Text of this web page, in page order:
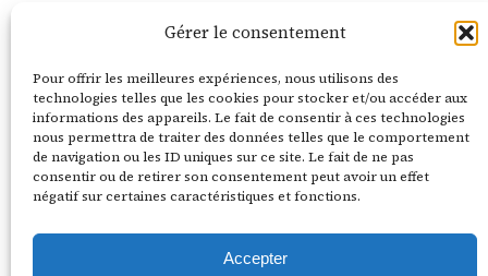
Gérer le consentement
Pour offrir les meilleures expériences, nous utilisons des
technologies telles que les cookies pour stocker et/ou accéder aux
informations des appareils. Le fait de consentir à ces technologies
nous permettra de traiter des données telles que le comportement
de navigation ou les ID uniques sur ce site. Le fait de ne pas
consentir ou de retirer son consentement peut avoir un effet
négatif sur certaines caractéristiques et fonctions.
Accepter
Prends la ligne L jusqu’à
par excellence (même si les vrais hipsters
disent que c’est plus hipster depuis 2015, mais
bon).
Ici tu trouves :
Des friperies géniales (Beacon’s Closet, L